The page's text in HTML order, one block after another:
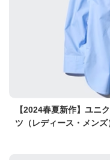
【2024春夏新作】ユニ
ツ（レディース・メン